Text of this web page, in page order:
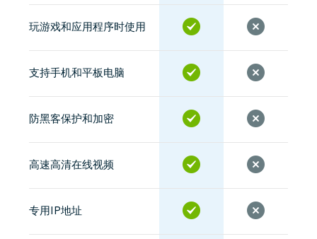
玩游戏和应用程序时使用
支持手机和平板电脑
防黑客保护和加密
高速高清在线视频
专用IP地址